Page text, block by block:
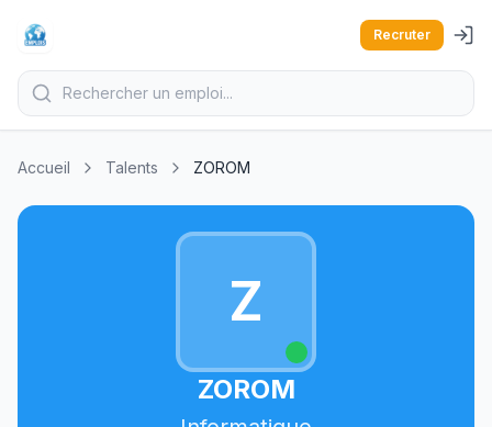
Recruter
Accueil Talents ZOROM
Z
ZOROM